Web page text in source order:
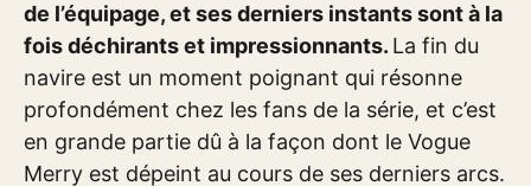
de l’équipage, et ses derniers instants sont à la
fois déchirants et impressionnants. La fin du
navire est un moment poignant qui résonne
profondément chez les fans de la série, et c’est
en grande partie dû à la façon dont le Vogue
Merry est dépeint au cours de ses derniers arcs.